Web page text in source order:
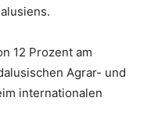
12 Prozent am
Agrar- und
internationalen